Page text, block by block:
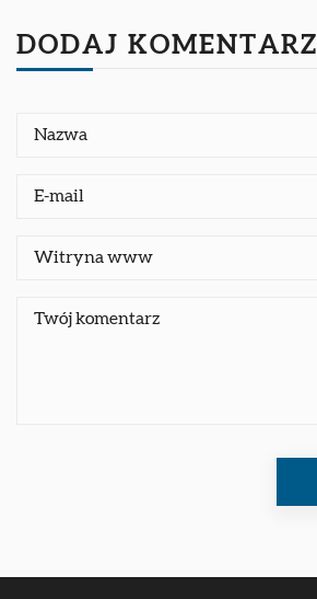
DODAJ KOMENTARZ